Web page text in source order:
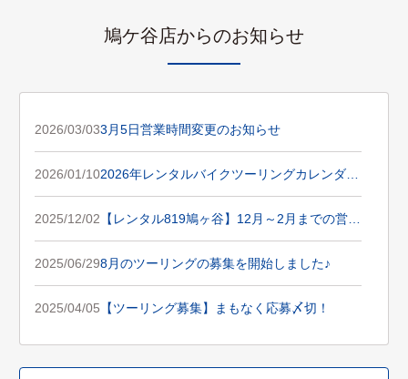
鳩ケ谷店からのお知らせ
2026/03/033月5日営業時間変更のお知らせ
2026/01/102026年レンタルバイクツーリングカレンダー
公開！
2025/12/02 【レンタル819鳩ヶ谷】12月～2月までの営業
日変更のお知らせ
2025/06/298月のツーリングの募集を開始しました♪
2025/04/05 【ツーリング募集】まもなく応募〆切！